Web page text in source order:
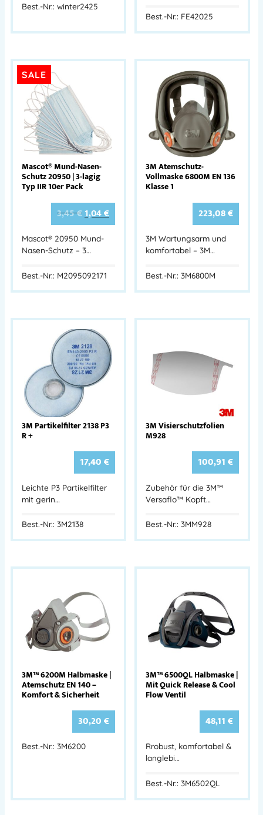
Best.-Nr.: winter2425
Best.-Nr.: FE42025
SALE
Mascot® Mund-Nasen-
Schutz 20950 | 3-lagig
Typ IIR 10er Pack
3,45€1,04€
Mascot® 20950 Mund-
Nasen-Schutz – 3…
Best.-Nr.: M2095092171
3M Atemschutz-
Vollmaske 6800M EN 136
Klasse 1
223,08€
3M Wartungsarm und
komfortabel – 3M…
Best.-Nr.: 3M6800M
3M Partikelfilter 2138 P3
R +
17,40€
Leichte P3 Partikelfilter
mit gerin…
Best.-Nr.: 3M2138
3M Visierschutzfolien
M928
100,91€
Zubehör für die 3M™
Versaflo™ Kopft…
Best.-Nr.: 3MM928
3M™ 6200M Halbmaske |
Atemschutz EN 140 –
Komfort & Sicherheit
30,20€
Best.-Nr.: 3M6200
3M™ 6500QL Halbmaske |
Mit Quick Release & Cool
Flow Ventil
48,11€
Rrobust, komfortabel &
langlebi…
Best.-Nr.: 3M6502QL